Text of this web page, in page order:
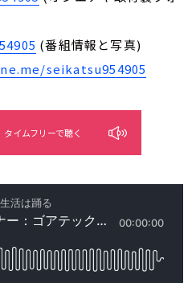
(番組情報と写真)
seikatsu954905
タイムフリーで聴く